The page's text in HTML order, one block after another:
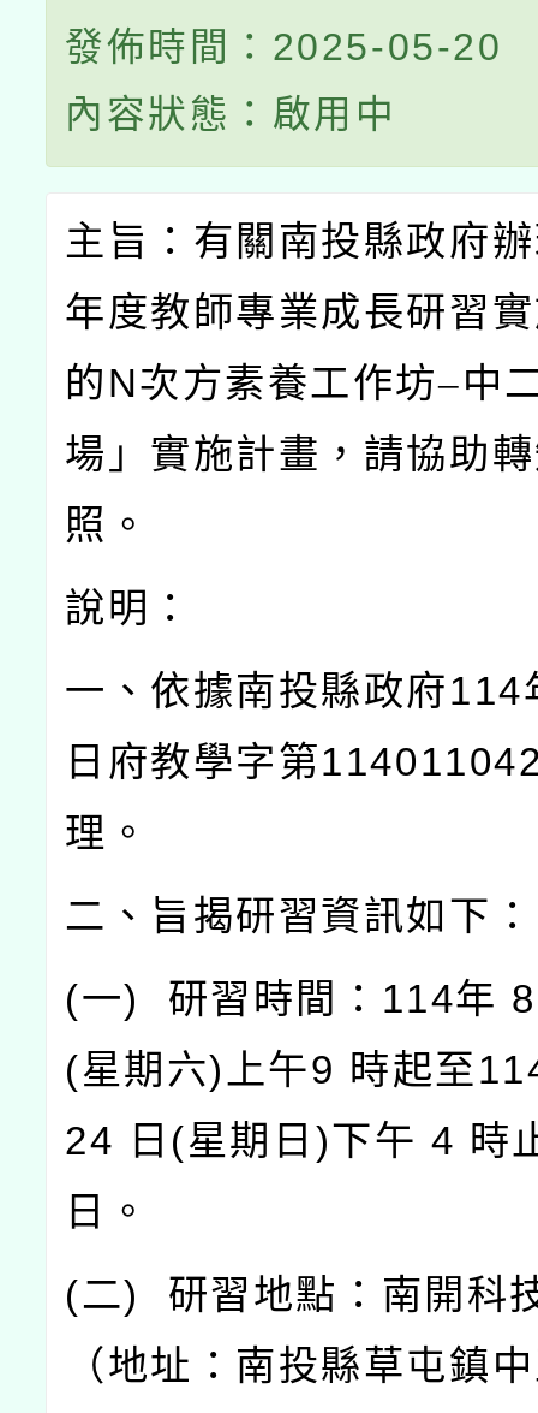
發佈時間：2025-05-20
內容狀態：啟用中
主旨：有關南投縣政府
年度教師專業成長研習
的N次方素養工作坊–中
場」實施計畫，請協助
照。
說明：
一、依據南投縣政府114
日府教學字第
理。
二、旨揭研習資訊如下：
(一) 研習時間： 114年 8
(星期六) 上午9 時起至
24 日 (星期日 )下午 4 時
日。
(二) 研習地點：南開科
（地址：南投縣草屯鎮